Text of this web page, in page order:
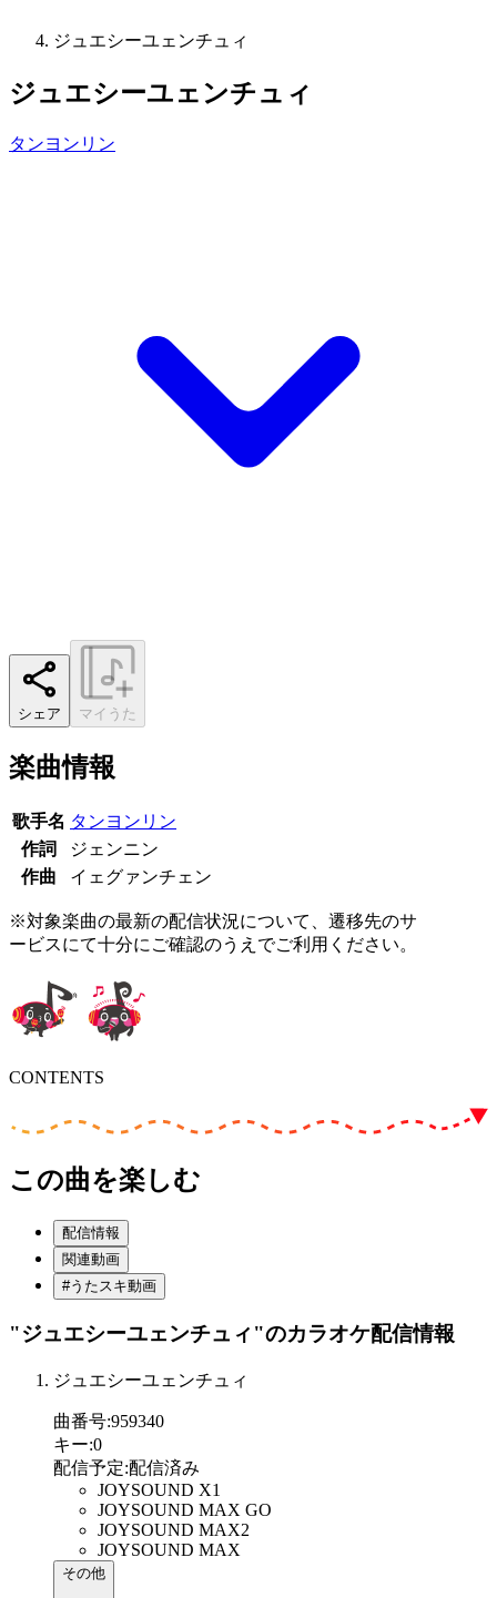
ジュエシーユェンチュィ
ジュエシーユェンチュィ
タンヨンリン
シェア マイうた
楽曲情報
歌手名 タンヨンリン
作詞
ジェンニン
作曲
イェグァンチェン
※対象楽曲の最新の配信状況について、遷移先のサ
ービスにて十分にご確認のうえでご利用ください。
CONTENTS
この曲を楽しむ
配信情報
関連動画
#うたスキ動画
"ジュエシーユェンチュィ"のカラオケ配信情報
ジュエシーユェンチュィ
曲番号:959340
キー:0
配信予定:配信済み
JOYSOUND X1
JOYSOUND MAX GO
JOYSOUND MAX2
JOYSOUND MAX
その他